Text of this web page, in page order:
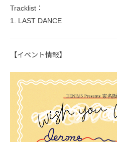
Tracklist：
1. LAST DANCE
【イベント情報】